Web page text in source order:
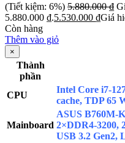
(Tiết kiệm: 6%) 5.880.000₫
5.880.000 ₫.5.530.000 ₫Giá
Còn hàng
Thêm vào giỏ
×
Thành
phần
CPU
Intel Core i7-
cache, TDP 65
Mainboard
ASUS B760M-
2×DDR4-3200,
USB 3.2 Gen2,